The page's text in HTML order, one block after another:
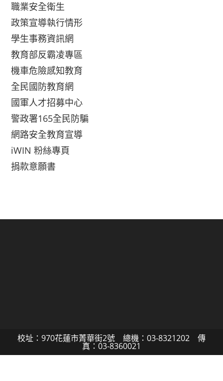
職業安全衛生
政策宣導執行情形
學生事務資訊網
教育部反霸凌專區
機車危險感知教育
全民國防教育網
國軍人才招募中心
警政署165全民防騙
網路安全教育宣導
iWIN 粉絲專頁
捐款意願書
校址：970花蓮市菁華街2號 總機：03-8321202 傳
真：03-8360021